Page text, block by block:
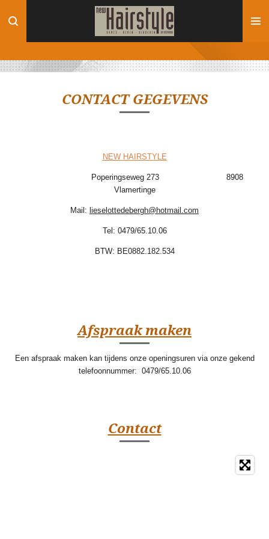
direct
hoofdinhoud
CONTACT GEGEVENS
NEW HAIRSTYLE
Poperingseweg 273 8908
Vlamertinge
Mail: lieselottedebergh@hotmail.com
Tel: 0479/65.10.06
BTW: BE0882.182.534
Afspraak maken
Een afspraak maken kan tijdens onze openingsuren via onze gekend
telefoonnummer: 0479/65.10.06
Contact